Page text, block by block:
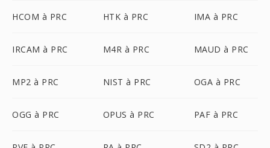
HCOM à PRC HTK à PRC IMA à PRC
IRCAM à PRC M4R à PRC MAUD à PRC
MP2 à PRC NIST à PRC OGA à PRC
OGG à PRC OPUS à PRC PAF à PRC